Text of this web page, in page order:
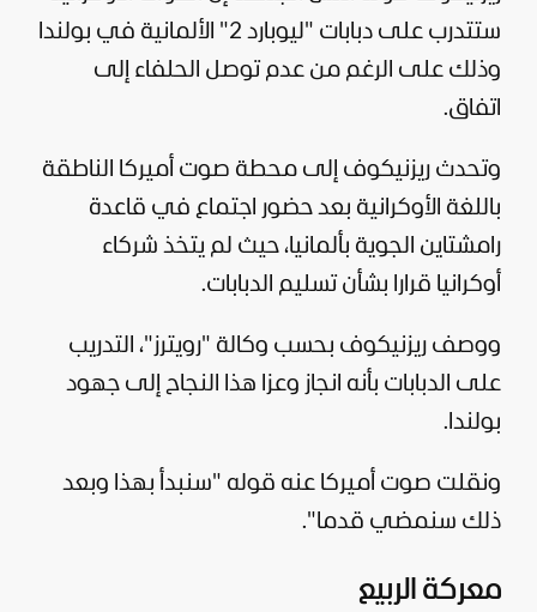
ستتدرب على دبابات "ليوبارد 2" الألمانية في بولندا
وذلك على الرغم من عدم توصل الحلفاء إلى
اتفاق.
وتحدث ريزنيكوف إلى محطة صوت أميركا الناطقة
باللغة الأوكرانية بعد حضور اجتماع في قاعدة
رامشتاين الجوية بألمانيا، حيث لم يتخذ شركاء
أوكرانيا قرارا بشأن تسليم الدبابات.
ووصف ريزنيكوف بحسب وكالة "رويترز"، التدريب
على الدبابات بأنه انجاز وعزا هذا النجاح إلى جهود
بولندا.
ونقلت صوت أميركا عنه قوله "سنبدأ بهذا وبعد
ذلك سنمضي قدما".
معركة الربيع